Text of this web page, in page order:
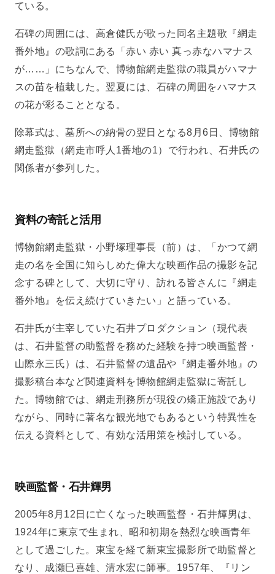
ている。
石碑の周囲には、高倉健氏が歌った同名主題歌『網走
番外地』の歌詞にある「赤い 赤い 真っ赤なハマナス
が……」にちなんで、博物館網走監獄の職員がハマナ
スの苗を植栽した。翌夏には、石碑の周囲をハマナス
の花が彩ることとなる。
除幕式は、墓所への納骨の翌日となる8月6日、博物館
網走監獄（網走市呼人1番地の1）で行われ、石井氏の
関係者が参列した。
資料の寄託と活用
博物館網走監獄・小野塚理事長（前）は、「かつて網
走の名を全国に知らしめた偉大な映画作品の撮影を記
念する碑として、大切に守り、訪れる皆さんに『網走
番外地』を伝え続けていきたい」と語っている。
石井氏が主宰していた石井プロダクション（現代表
は、石井監督の助監督を務めた経験を持つ映画監督・
山際永三氏）は、石井監督の遺品や『網走番外地』の
撮影稿台本など関連資料を博物館網走監獄に寄託し
た。博物館では、網走刑務所が現役の矯正施設であり
ながら、同時に著名な観光地でもあるという特異性を
伝える資料として、有効な活用策を検討している。
映画監督・石井輝男
2005年8月12日に亡くなった映画監督・石井輝男は、
1924年に東京で生まれ、昭和初期を熱烈な映画青年
として過ごした。東宝を経て新東宝撮影所で助監督と
なり、成瀬巳喜雄、清水宏に師事。1957年、『リン